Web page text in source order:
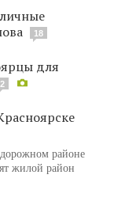
18
для
2
районе
жилой район